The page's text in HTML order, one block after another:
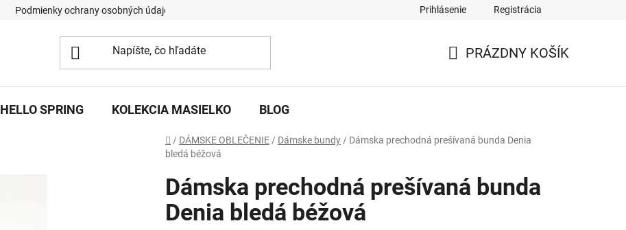
Podmienky ochrany osobných údajov Prihlásenie Registrácia
PRÁZDNY KOŠÍK
HELLO SPRING KOLEKCIA MASIELKO BLOG
Domov
/ DÁMSKE OBLEČENIE / Dámske bundy / Dámska prechodná prešívaná bunda Denia
bledá béžová
Dámska prechodná prešívaná bunda
Denia bledá béžová